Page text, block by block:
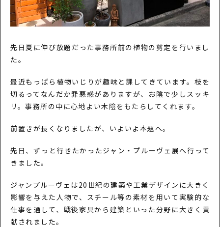
先日夏に伸び放題だった事務所前の植物の剪定を行いまし
た。
最近もっぱら植物いじりが趣味と課してきています。枝を
切るってなんだか罪悪感がありますが、お陰で少しスッキ
リ。事務所の中に心地よい木陰をもたらしてくれます。
前置きが長くなりましたが、いよいよ本題へ。
先日、ずっと行きたかったジャン・プルーヴェ展へ行って
きました。
ジャンプルーヴェは20世紀の建築や工業デザインに大きく
影響を与えた人物で、スチール等の素材を用いて実験的な
仕事を通して、戦後家具から建築といった分野に大きく貢
献されました。